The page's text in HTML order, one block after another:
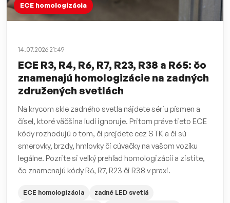
ECE homologizácia
14.07.2026 21:49
ECE R3, R4, R6, R7, R23, R38 a R65: čo
znamenajú homologizácie na zadných
združených svetlách
Na krycom skle zadného svetla nájdete sériu písmen a
čísel, ktoré väčšina ľudí ignoruje. Pritom práve tieto ECE
kódy rozhodujú o tom, či prejdete cez STK a či sú
smerovky, brzdy, hmlovky či cúvačky na vašom vozíku
legálne. Pozrite si veľký prehľad homologizácií a zistite,
čo znamenajú kódy R6, R7, R23 či R38 v praxi.
ECE homologizácia
zadné LED svetlá